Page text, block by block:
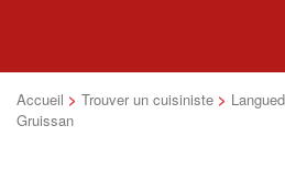
Accueil > Trouver un cuisiniste >
Gruissan